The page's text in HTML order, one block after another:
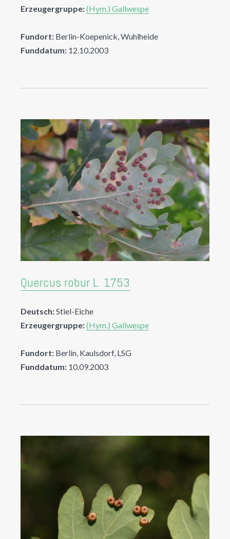
Erzeugergruppe:(Hym.) Gallwespe
Fundort: Berlin-Koepenick, Wuhlheide
Funddatum: 12.10.2003
Quercus robur L. 1753
Deutsch:Stiel-Eiche
Erzeugergruppe:(Hym.) Gallwespe
Fundort: Berlin, Kaulsdorf, LSG
Funddatum: 10.09.2003